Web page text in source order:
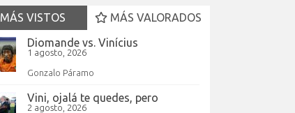
MÁS VISTOS
MÁS VALORADOS
Diomande vs. Vinícius
1 agosto, 2026
Gonzalo Páramo
Vini, ojalá te quedes, pero
2 agosto, 2026